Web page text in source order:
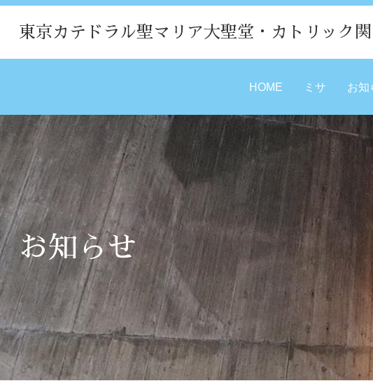
東京カテドラル聖マリア大聖堂・カトリック
HOME ミサ お知
お知らせ